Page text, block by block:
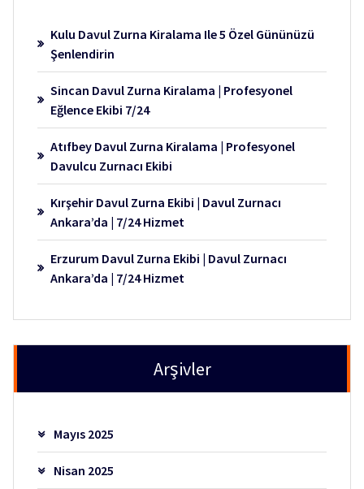
Kulu Davul Zurna Kiralama Ile 5 Özel Gününüzü
Şenlendirin
Sincan Davul Zurna Kiralama | Profesyonel
Eğlence Ekibi 7/24
Atıfbey Davul Zurna Kiralama | Profesyonel
Davulcu Zurnacı Ekibi
Kırşehir Davul Zurna Ekibi | Davul Zurnacı
Ankara’da | 7/24 Hizmet
Erzurum Davul Zurna Ekibi | Davul Zurnacı
Ankara’da | 7/24 Hizmet
Arşivler
Mayıs 2025
Nisan 2025